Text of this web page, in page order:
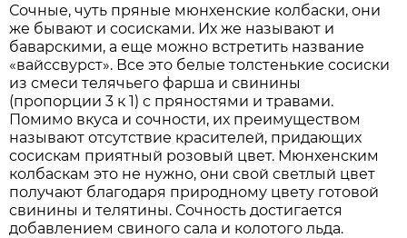
Сочные, чуть пряные мюнхенские колбаски, они
же бывают и сосисками. Их же называют и
баварскими, а еще можно встретить название
«вайссвурст». Все это белые толстенькие сосиски
из смеси телячьего фарша и свинины
(пропорции 3 к 1) с пряностями и травами.
Помимо вкуса и сочности, их преимуществом
называют отсутствие красителей, придающих
сосискам приятный розовый цвет. Мюнхенским
колбаскам это не нужно, они свой светлый цвет
получают благодаря природному цвету готовой
свинины и телятины. Сочность достигается
добавлением свиного сала и колотого льда.